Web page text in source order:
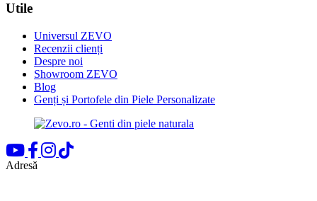
Utile
Universul ZEVO
Recenzii clienți
Despre noi
Showroom ZEVO
Blog
Genți și Portofele din Piele Personalizate
Adresă